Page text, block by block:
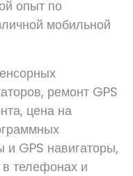
опыт по
мобильной
ремонт GPS
цена на
GPS навигаторы,
в телефонах и